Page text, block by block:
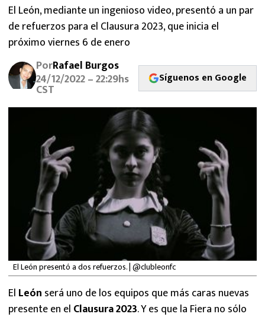
ATLANTE
FUTBOL INTERNACIONAL
MEXICANOS EN EL EXTRANJERO
FUTBOL ESTUFA
FÓRMULA 1
BOXEO
LIGA MX
NFL
El León, mediante un ingenioso video, presentó a un par
de refuerzos para el Clausura 2023, que inicia el
próximo viernes 6 de enero
PorRafael Burgos
24/12/2022 – 22:29hs
CST
Síguenos en Google
El León presentó a dos refuerzos. | @clubleonfc
El León será uno de los equipos que más caras nuevas
presente en el Clausura 2023. Y es que la Fiera no sólo